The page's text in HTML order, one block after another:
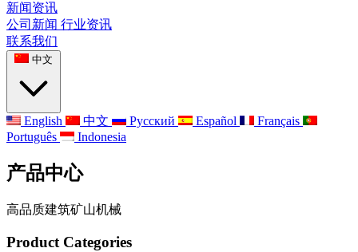
新闻资讯
公司新闻 行业资讯
联系我们
中文
English 中文 Русский Español
Français
Português
Indonesia
产品中心
高品质建筑矿山机械
Product Categories